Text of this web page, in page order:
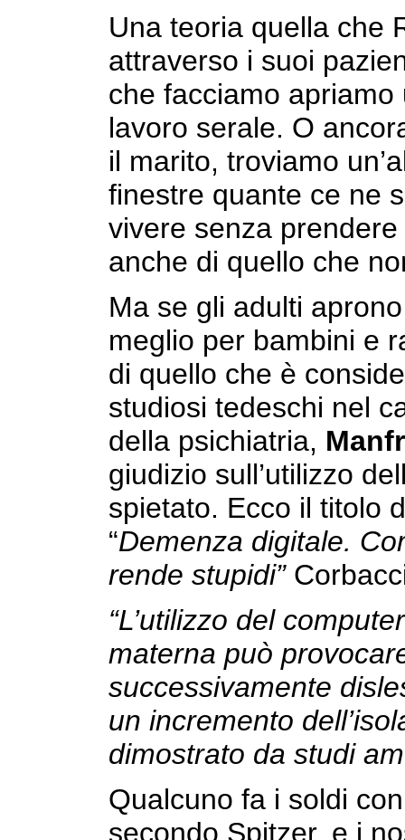
Una teoria quella che
attraverso i suoi
che facciamo
lavoro serale. O
il marito, troviamo
finestre quante ce ne
vivere senza
anche di quello che
Ma se gli adulti
meglio per bambini e
di quello che è
studiosi tedeschi nel
della psichiatria,
giudizio sull’utilizzo
spietato. Ecco il titolo
“Demenza digitale.
rende stupidi”
“L’utilizzo del
materna può
successivamente
un incremento
dimostrato da studi
Qualcuno fa i soldi
secondo Spitzer, e i